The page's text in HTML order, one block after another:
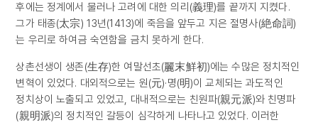
후에는 정계에서 물러나 고려에 대한 의리(義理)를 끝까지 지켰다.
그가 태종(太宗) 13년(1413)에 죽음을 앞두고 지은 절명사(絶命詞)
는 우리로 하여금 숙연함을 금치 못하게 한다.
상촌선생이 생존(生存)한 여말선초(麗末鮮初)에는 수많은 정치적인
변혁이 있었다. 대외적으로는 원(元)·명(明)이 교체되는 과도적인
정치상이 노출되고 있었고, 대내적으로는 친원파(親元派)와 친명파
(親明派)의 정치적인 갈등이 심각하게 나타나고 있었다. 이러한